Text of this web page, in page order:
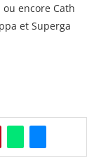
encore Cath
et Superga